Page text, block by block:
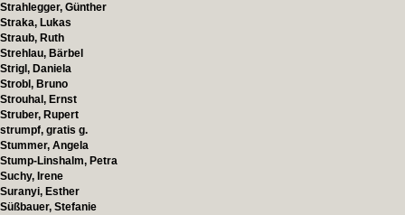
Strahlegger, Günther
Straka, Lukas
Straub, Ruth
Strehlau, Bärbel
Strigl, Daniela
Strobl, Bruno
Strouhal, Ernst
Struber, Rupert
strumpf, gratis g.
Stummer, Angela
Stump-Linshalm, Petra
Suchy, Irene
Suranyi, Esther
Süßbauer, Stefanie